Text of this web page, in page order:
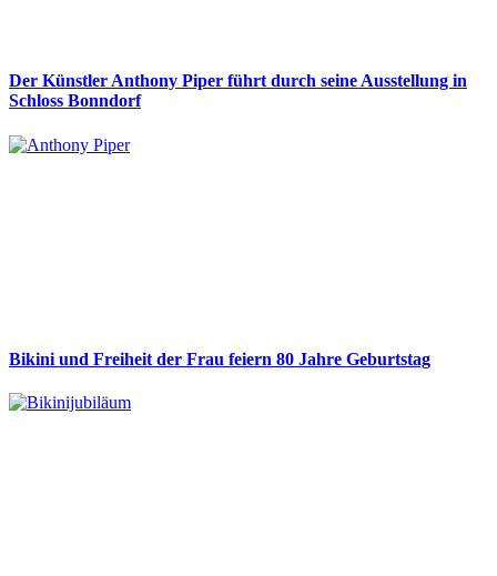
Der Künstler Anthony Piper führt durch seine Ausstellung in
Schloss Bonndorf
Bikini und Freiheit der Frau feiern 80 Jahre Geburtstag